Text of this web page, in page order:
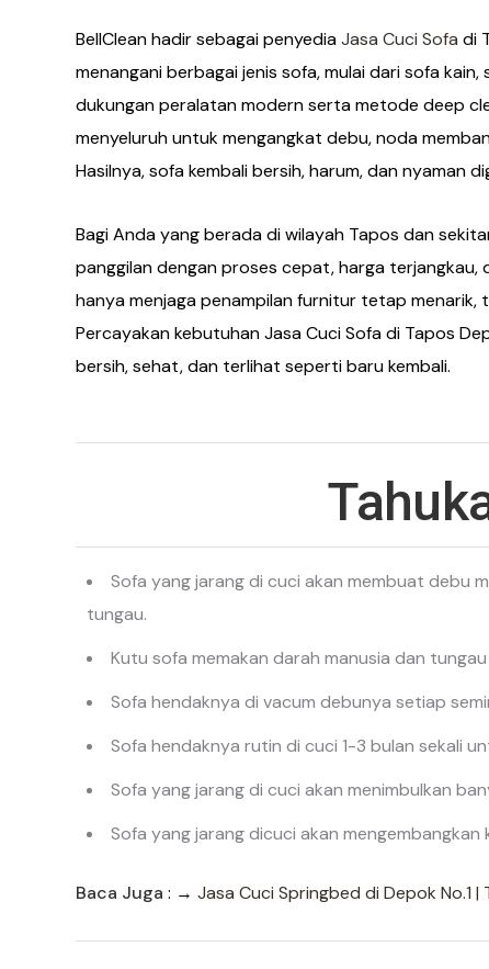
BellClean hadir sebagai penyediaJasa Cuci Sofa di
menangani berbagai jenis sofa, mulai dari sofa
dukungan peralatan modern serta metode deep
menyeluruh untuk mengangkat debu, noda
Hasilnya, sofa kembali bersih, harum, dan nyaman
Bagi Anda yang berada di wilayah Tapos dan
panggilan dengan proses cepat, harga terjangkau,
hanya menjaga penampilan furnitur tetap
Percayakan kebutuhan Jasa Cuci Sofa di Tapos
bersih, sehat, dan terlihat seperti baru kembali.
Sofa yang jarang di cuci akan membuat debu
tungau.
Kutu sofa memakan darah manusia dan
Sofa hendaknya di vacum debunya setiap
Sofa hendaknya rutin di cuci 1-3 bulan sekali
Sofa yang jarang di cuci akan menimbulkan
Sofa yang jarang dicuci akan
Baca Juga : → Jasa Cuci Springbed di Depok No.1